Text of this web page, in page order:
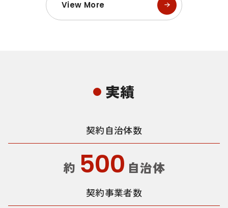
View More
実績
契約自治体数
約 500 自治体
契約事業者数